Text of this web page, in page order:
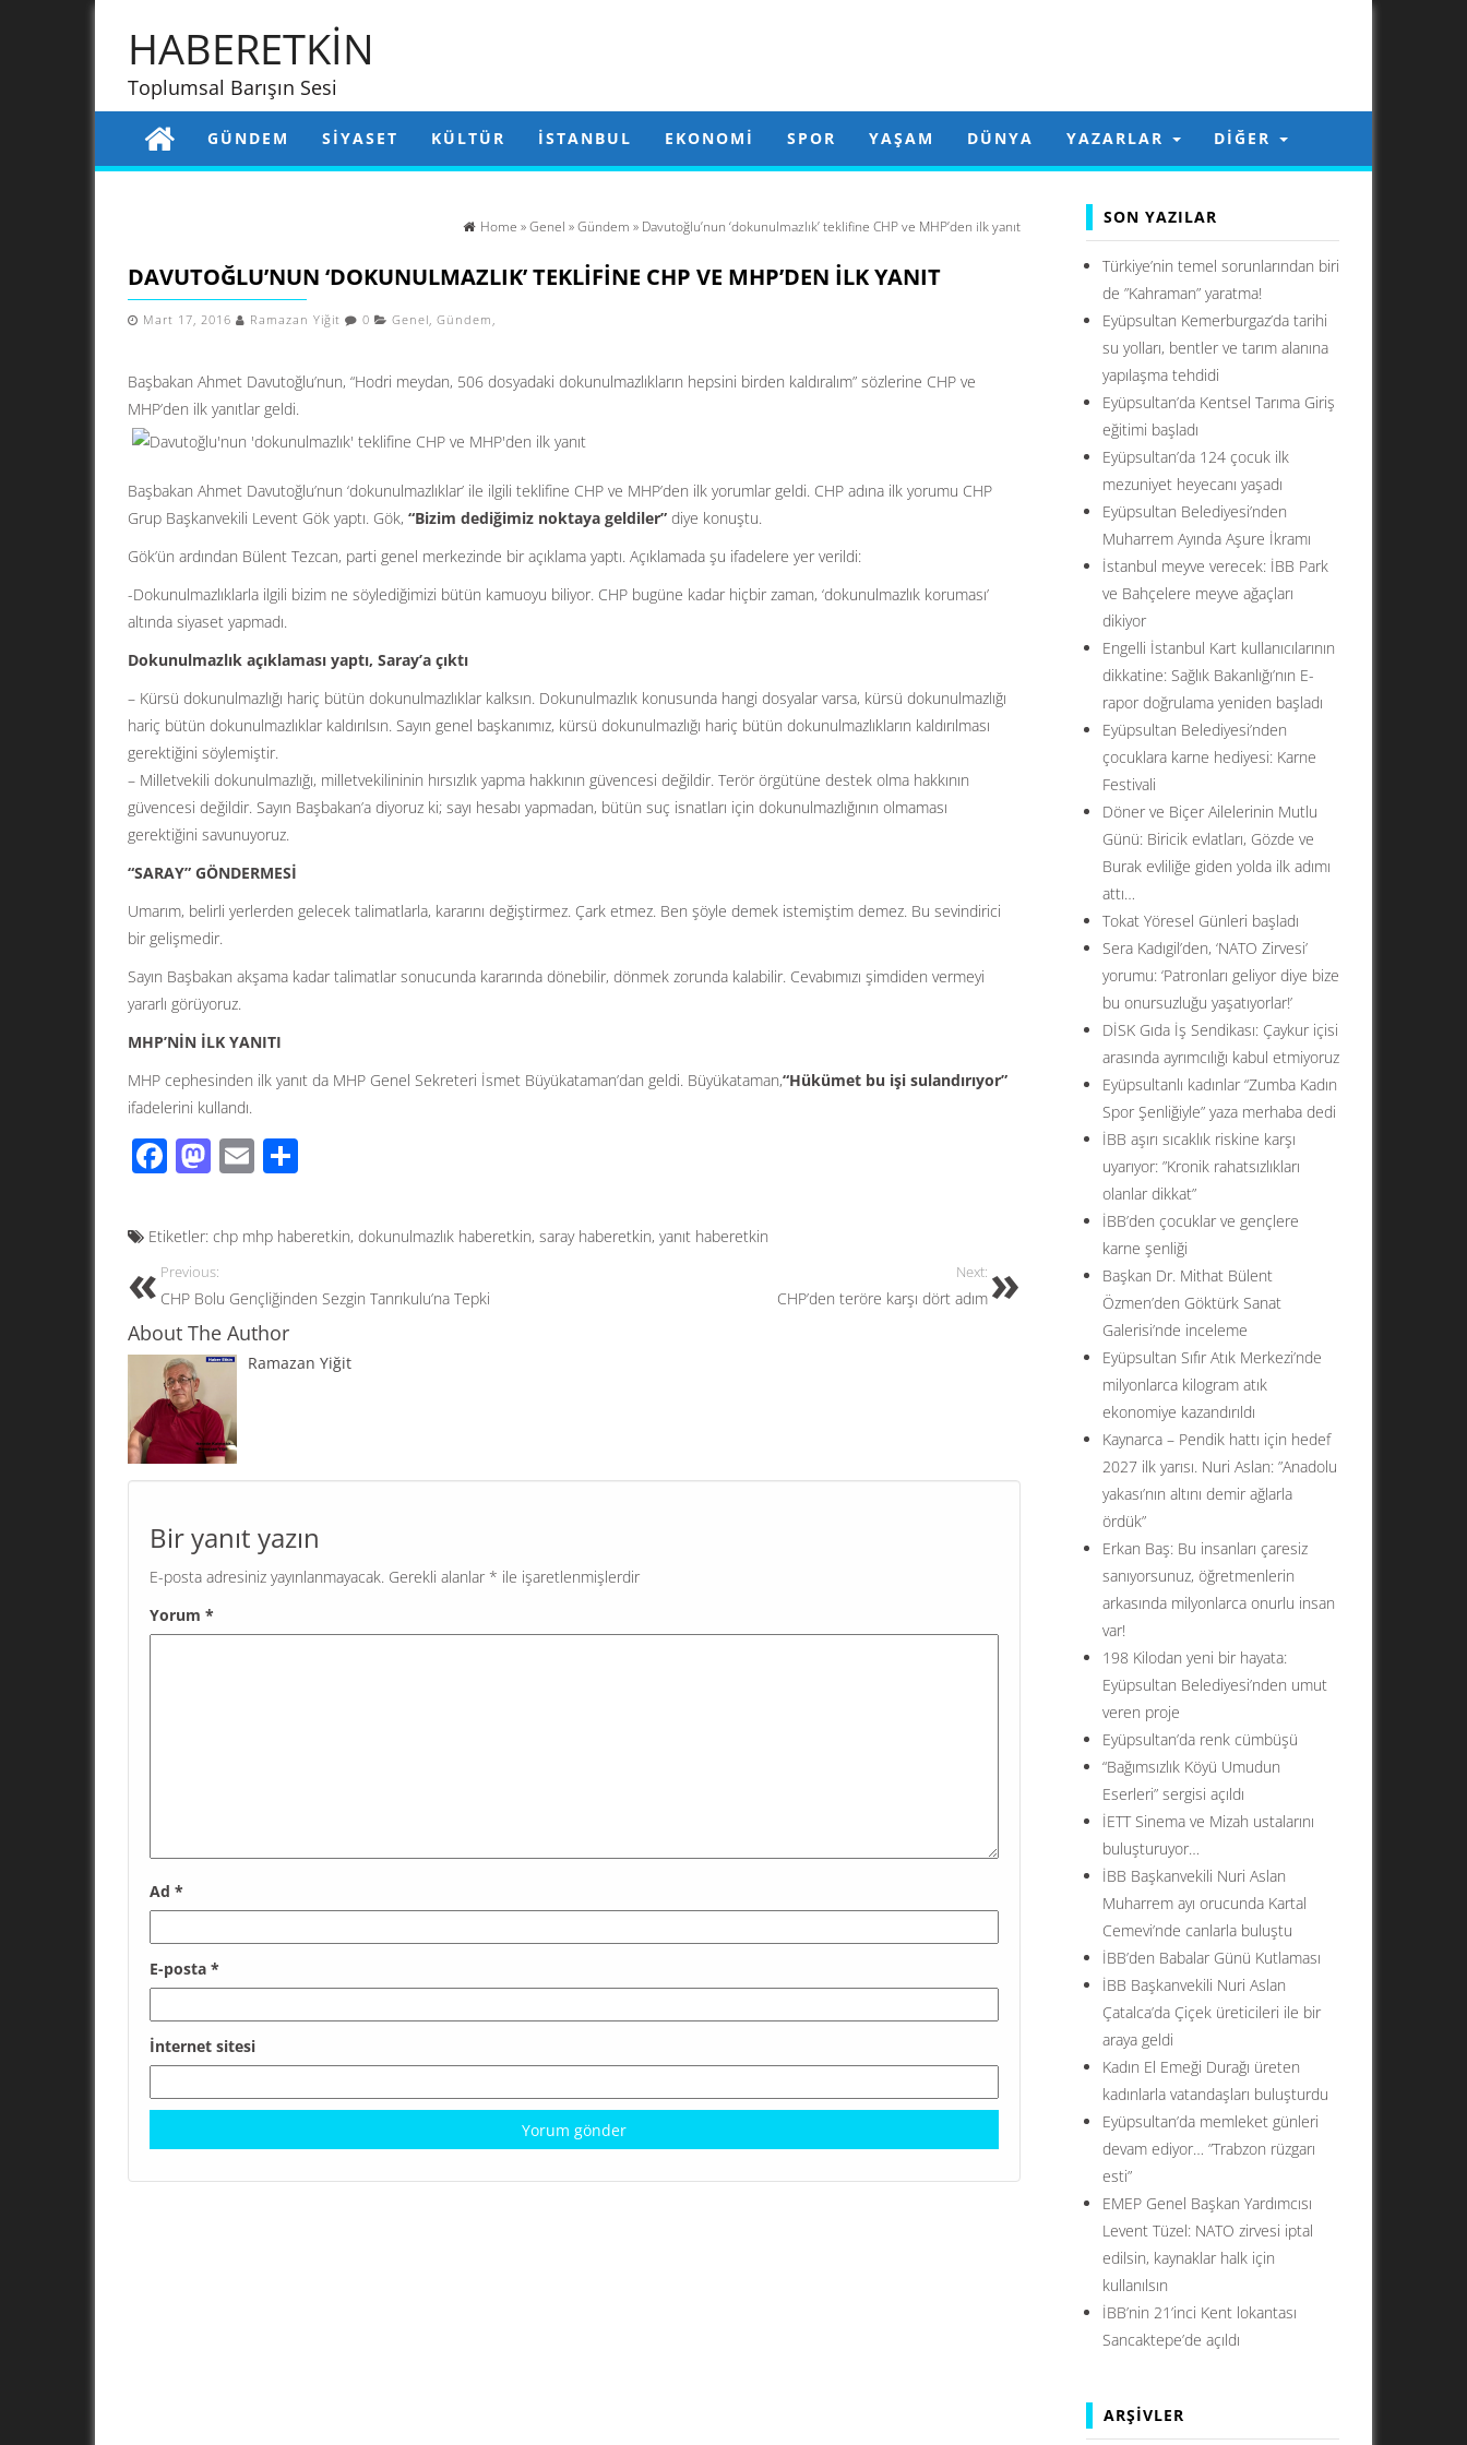
HABERETKİN
Toplumsal Barışın Sesi
GÜNDEM SIYASET KÜLTÜR İSTANBUL EKONOMI SPOR YAŞAM DÜNYA YAZARLAR DIĞER
Home »Genel »Gündem » Davutoğlu’nun ‘dokunulmazlık’ teklifine CHP ve MHP’den ilk yanıt
DAVUTOĞLU’NUN ‘DOKUNULMAZLIK’ TEKLIFINE CHP VE MHP’DEN ILK YANIT
Mart 17, 2016 Ramazan Yiğit 0 Genel, Gündem ,
Başbakan Ahmet Davutoğlu’nun, “Hodri meydan, 506 dosyadaki dokunulmazlıkların hepsini birden kaldıralım” sözlerine CHP ve
MHP’den ilk yanıtlar geldi.
Başbakan Ahmet Davutoğlu’nun ‘dokunulmazlıklar’ ile ilgili teklifine CHP ve MHP’den ilk yorumlar geldi. CHP adına ilk yorumu CHP
Grup Başkanvekili Levent Gök yaptı. Gök, “Bizim dediğimiz noktaya geldiler” diye konuştu.
Gök’ün ardından Bülent Tezcan, parti genel merkezinde bir açıklama yaptı. Açıklamada şu ifadelere yer verildi:
-Dokunulmazlıklarla ilgili bizim ne söylediğimizi bütün kamuoyu biliyor. CHP bugüne kadar hiçbir zaman, ‘dokunulmazlık koruması’
altında siyaset yapmadı.
Dokunulmazlık açıklaması yaptı, Saray’a çıktı
– Kürsü dokunulmazlığı hariç bütün dokunulmazlıklar kalksın. Dokunulmazlık konusunda hangi dosyalar varsa, kürsü dokunulmazlığı
hariç bütün dokunulmazlıklar kaldırılsın. Sayın genel başkanımız, kürsü dokunulmazlığı hariç bütün dokunulmazlıkların kaldırılması
gerektiğini söylemiştir.
– Milletvekili dokunulmazlığı, milletvekilininin hırsızlık yapma hakkının güvencesi değildir. Terör örgütüne destek olma hakkının
güvencesi değildir. Sayın Başbakan’a diyoruz ki; sayı hesabı yapmadan, bütün suç isnatları için dokunulmazlığının olmaması
gerektiğini savunuyoruz.
“SARAY” GÖNDERMESİ
Umarım, belirli yerlerden gelecek talimatlarla, kararını değiştirmez. Çark etmez. Ben şöyle demek istemiştim demez. Bu sevindirici
bir gelişmedir.
Sayın Başbakan akşama kadar talimatlar sonucunda kararında dönebilir, dönmek zorunda kalabilir. Cevabımızı şimdiden vermeyi
yararlı görüyoruz.
MHP’NİN İLK YANITI
MHP cephesinden ilk yanıt da MHP Genel Sekreteri İsmet Büyükataman’dan geldi. Büyükataman,“Hükümet bu işi sulandırıyor”
ifadelerini kullandı.
F
e
b
o
o
k
M
to
d
o
n
E
ail ar
Etiketler: chp mhp haberetkin, dokunulmazlık haberetkin, saray haberetkin, yanıt haberetkin
Previous:
CHP Bolu Gençliğinden Sezgin Tanrıkulu’na Tepki
Next:
CHP’den teröre karşı dört adım
About The Author
Ramazan Yiğit
Bir yanıt yazın
E-posta adresiniz yayınlanmayacak. Gerekli alanlar * ile işaretlenmişlerdir
Yorum *
Ad *
E-posta *
İnternet sitesi
SON YAZILAR
Türkiye’nin temel sorunlarından biri
de ”Kahraman” yaratma!
Eyüpsultan Kemerburgaz’da tarihi
su yolları, bentler ve tarım alanına
yapılaşma tehdidi
Eyüpsultan’da Kentsel Tarıma Giriş
eğitimi başladı
Eyüpsultan’da 124 çocuk ilk
mezuniyet heyecanı yaşadı
Eyüpsultan Belediyesi’nden
Muharrem Ayında Aşure İkramı
İstanbul meyve verecek: İBB Park
ve Bahçelere meyve ağaçları
dikiyor
Engelli İstanbul Kart kullanıcılarının
dikkatine: Sağlık Bakanlığı’nın E-
rapor doğrulama yeniden başladı
Eyüpsultan Belediyesi’nden
çocuklara karne hediyesi: Karne
Festivali
Döner ve Biçer Ailelerinin Mutlu
Günü: Biricik evlatları, Gözde ve
Burak evliliğe giden yolda ilk adımı
attı…
Tokat Yöresel Günleri başladı
Sera Kadıgil’den, ‘NATO Zirvesi’
yorumu: ‘Patronları geliyor diye bize
bu onursuzluğu yaşatıyorlar!’
DİSK Gıda İş Sendikası: Çaykur içisi
arasında ayrımcılığı kabul etmiyoruz
Eyüpsultanlı kadınlar “Zumba Kadın
Spor Şenliğiyle” yaza merhaba dedi
İBB aşırı sıcaklık riskine karşı
uyarıyor: ”Kronik rahatsızlıkları
olanlar dikkat”
İBB’den çocuklar ve gençlere
karne şenliği
Başkan Dr. Mithat Bülent
Özmen’den Göktürk Sanat
Galerisi’nde inceleme
Eyüpsultan Sıfır Atık Merkezi’nde
milyonlarca kilogram atık
ekonomiye kazandırıldı
Kaynarca – Pendik hattı için hedef
2027 ilk yarısı. Nuri Aslan: ”Anadolu
yakası’nın altını demir ağlarla
ördük”
Erkan Baş: Bu insanları çaresiz
sanıyorsunuz, öğretmenlerin
arkasında milyonlarca onurlu insan
var!
198 Kilodan yeni bir hayata:
Eyüpsultan Belediyesi’nden umut
veren proje
Eyüpsultan’da renk cümbüşü
“Bağımsızlık Köyü Umudun
Eserleri” sergisi açıldı
İETT Sinema ve Mizah ustalarını
buluşturuyor…
İBB Başkanvekili Nuri Aslan
Muharrem ayı orucunda Kartal
Cemevi’nde canlarla buluştu
İBB’den Babalar Günü Kutlaması
İBB Başkanvekili Nuri Aslan
Çatalca’da Çiçek üreticileri ile bir
araya geldi
Kadın El Emeği Durağı üreten
kadınlarla vatandaşları buluşturdu
Eyüpsultan’da memleket günleri
devam ediyor… ”Trabzon rüzgarı
esti”
EMEP Genel Başkan Yardımcısı
Levent Tüzel: NATO zirvesi iptal
edilsin, kaynaklar halk için
kullanılsın
İBB’nin 21’inci Kent lokantası
Sancaktepe’de açıldı
ARŞIVLER